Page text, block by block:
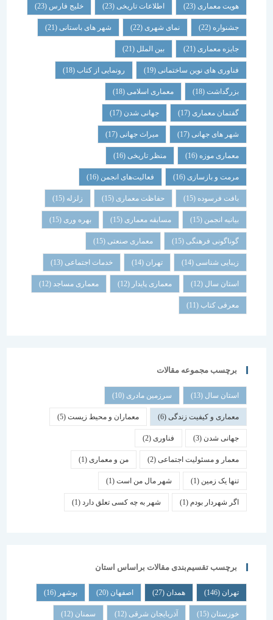
هویت معماری (23) اطلاعات تاریخی(23) خلیج فارس(23)
جشنواره(22) نمای شهری(22) شهر های باستانی (21)
جایزه معماری (21) بین الملل(21)
فناوری های نوین ساختمانی(19) رونمایی از کتاب (18)
بزرگداشت (18) معماری اسلامی(18)
گفتمان معماری (17) جهانی شدن(17)
شهر های جهانی(17) میراث جهانی(17)
معماری موزه(16) منظر تاریخی (16)
مرمت و بازسازی(16) فعالیت‌های انجمن(16)
بافت فرسوده (15) حفاظت معماری (15) زلزله
بیانیه انجمن(15) مسابقه معماری (15) بهره وری(15)
گوناگونی فرهنگی (15) معماری صنعتی(15)
زیبایی شناسی (14) تهران خدمات اجتماعی (13)
استان سال(12) معماری پایدار (12) معماری مساجد(12)
معرفی کتاب(11)
برچسب مجموعه مقالات
استان سال(13) سرزمین مادری(10)
معماری و کیفیت زندگی(6) معماران و محیط زیست(5)
جهانی شدن(3) فناوری (2)
معمار و مسئولیت اجتماعی (2) من و معماری (1)
تنها یک زمین(1) شهر مال من است(1)
اگر شهردار بودم (1) شهر به چه کسی تعلق دارد(1)
برچسب تقسیم‌بندی مقالات براساس استان
همدان اصفهان (20) بوشهر
خوزستان(15) آذربایجان شرقی(12) سمنان (12)